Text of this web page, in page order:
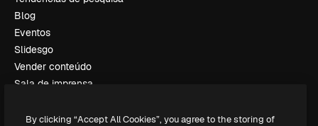
Blog
Eventos
Slidesgo
Vender conteúdo
Sala de imprensa
By clicking “Accept All Cookies”, you agree to the storing of